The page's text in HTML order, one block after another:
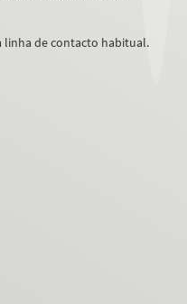
linha de contacto habitual.